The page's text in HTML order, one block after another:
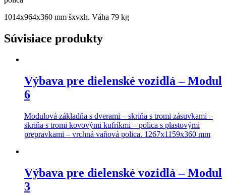
1014x964x360 mm šxvxh. Váha 79 kg
Súvisiace produkty
Výbava pre dielenské vozidlá – Modul
6
Modulová základňa s dverami – skriňa s tromi zásuvkami –
skriňa s tromi kovovými kufríkmi – polica s plastovými
prepravkami – vrchná vaňová polica. 1267x1159x360 mm
Výbava pre dielenské vozidlá – Modul
3